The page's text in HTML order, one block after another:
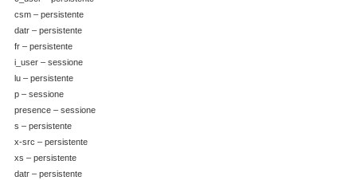
csm – persistente
datr – persistente
fr – persistente
i_user – sessione
lu – persistente
p – sessione
presence – sessione
s – persistente
x-src – persistente
xs – persistente
datr – persistente